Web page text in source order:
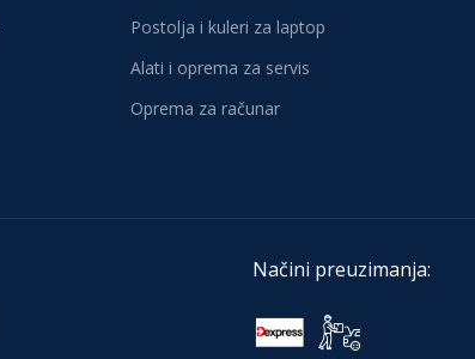
Postolja i kuleri za laptop
Alati i oprema za servis
Oprema za računar
Načini preuzimanja: